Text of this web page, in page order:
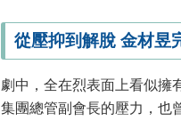
從壓抑到解脫 金材昱
劇中，全在烈表面上看似擁
集團總管副會長的壓力，也